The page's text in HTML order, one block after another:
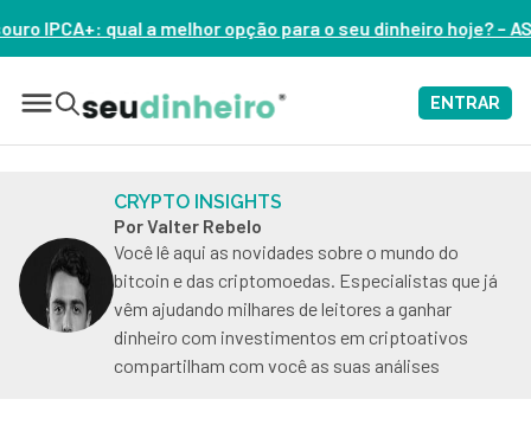
opção para o seu dinheiro hoje? – ASSISTA AGORA
ENTRAR
CRYPTO INSIGHTS
Por Valter Rebelo
Você lê aqui as novidades sobre o mundo do
bitcoin e das criptomoedas. Especialistas que já
vêm ajudando milhares de leitores a ganhar
dinheiro com investimentos em criptoativos
compartilham com você as suas análises